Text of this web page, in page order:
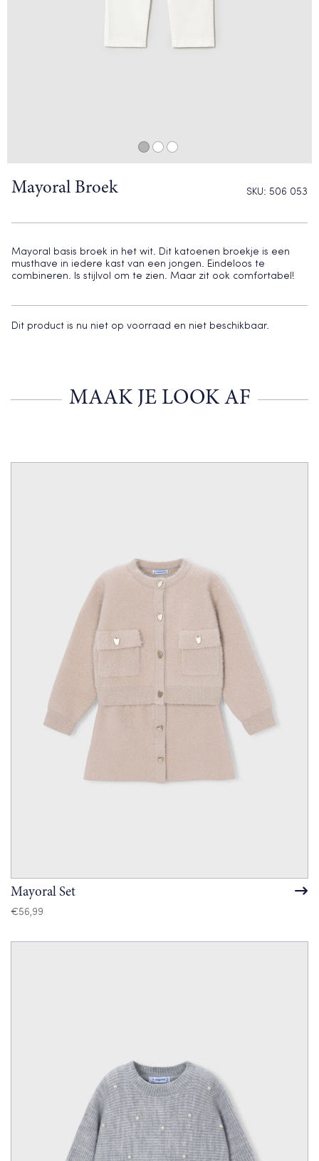
Mayoral Broek SKU: 506 053
Mayoral basis broek in het wit. Dit katoenen broekje is een
musthave in iedere kast van een jongen. Eindeloos te
combineren. Is stijlvol om te zien. Maar zit ook comfortabel!
Dit product is nu niet op voorraad en niet beschikbaar.
MAAK JE LOOK AF
Mayoral Set
€56,99